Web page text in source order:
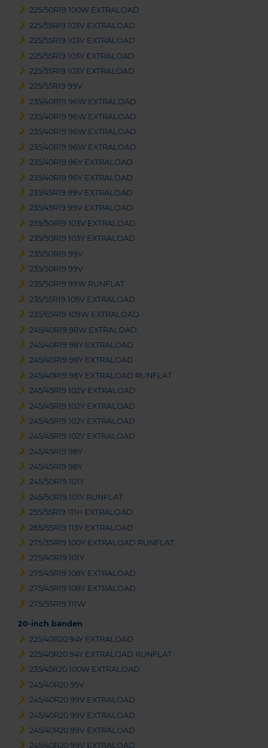
225/50R19 100W EXTRALOAD
225/55R19 103V EXTRALOAD
225/55R19 103V EXTRALOAD
225/55R19 103Y EXTRALOAD
225/55R19 103Y EXTRALOAD
225/55R19 99V
235/40R19 96W EXTRALOAD
235/40R19 96W EXTRALOAD
235/40R19 96W EXTRALOAD
235/40R19 96W EXTRALOAD
235/40R19 96Y EXTRALOAD
235/40R19 96Y EXTRALOAD
235/45R19 99V EXTRALOAD
235/45R19 99V EXTRALOAD
235/50R19 103V EXTRALOAD
235/50R19 103Y EXTRALOAD
235/50R19 99V
235/50R19 99V
235/50R19 99W RUNFLAT
235/55R19 105V EXTRALOAD
235/65R19 109W EXTRALOAD
245/40R19 98W EXTRALOAD
245/40R19 98Y EXTRALOAD
245/40R19 98Y EXTRALOAD
245/40R19 98Y EXTRALOAD RUNFLAT
245/45R19 102V EXTRALOAD
245/45R19 102Y EXTRALOAD
245/45R19 102Y EXTRALOAD
245/45R19 102Y EXTRALOAD
245/45R19 98Y
245/45R19 98Y
245/50R19 101Y
245/50R19 101Y RUNFLAT
255/55R19 111H EXTRALOAD
265/55R19 113Y EXTRALOAD
275/35R19 100Y EXTRALOAD RUNFLAT
275/40R19 101Y
275/45R19 108Y EXTRALOAD
275/45R19 108Y EXTRALOAD
275/55R19 111W
20-inch banden
225/40R20 94Y EXTRALOAD
225/40R20 94Y EXTRALOAD RUNFLAT
235/45R20 100W EXTRALOAD
245/40R20 95V
245/40R20 99V EXTRALOAD
245/40R20 99V EXTRALOAD
245/40R20 99V EXTRALOAD
245/40R20 99V EXTRALOAD